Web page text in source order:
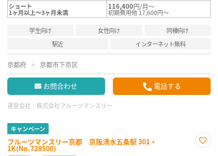
ショート
1ヶ月以上～3ヶ月未満
116,400円/月～
初期費用他 17,600円～
学生向け 女性向け
同棲向け
駅近
インターネット無料
京都府 京都市下京区
お問合わせ 電話する
運営会社： 株式会社フルーツマンスリー
キャンペーン
フルーツマンスリー京都 京阪清水五条駅 301・
1K(No.728500)